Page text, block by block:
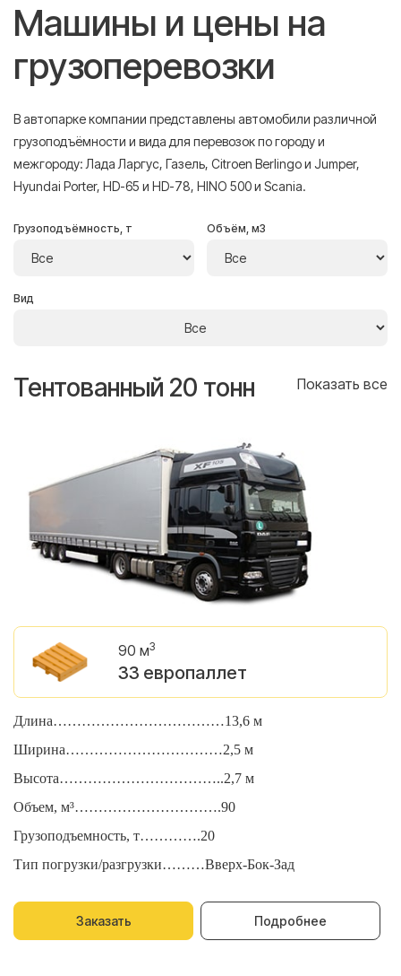
Машины и цены на
грузоперевозки
В автопарке компании представлены автомобили различной
грузоподъёмности и вида для перевозок по городу и
межгороду: Лада Ларгус, Газель, Citroen Berlingo и Jumper,
Hyundai Porter, HD-65 и HD-78, HINO 500 и Scania.
Грузоподъёмность, т Объём, м3
Вид
Тентованный 20 тонн Показать все
90 м3
33 европаллет
Длина………………………………13,6 м
Ширина……………………………2,5 м
Высота……………………………..2,7 м
Объем, м³………………………….90
Грузоподъемность, т………….20
Тип погрузки/разгрузки………Вверх-Бок-Зад
Заказать Подробнее